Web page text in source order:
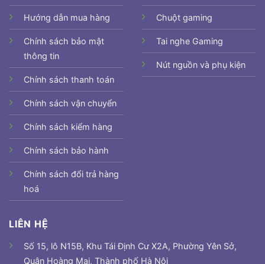
Hướng dẫn mua hàng
Chính sách bảo mật
thông tin
Chính sách thanh toán
Chính sách vận chuyển
Chính sách kiểm hàng
Chính sách bảo hành
Chính sách đổi trả hàng
hoá
Chuột gaming
Tai nghe Gaming
Nút nguồn và phụ kiện
LIÊN HỆ
Số 15, lô N15B, Khu Tái Định Cư X2A, Phường Yên Sở,
Quận Hoàng Mai, Thành phố Hà Nội